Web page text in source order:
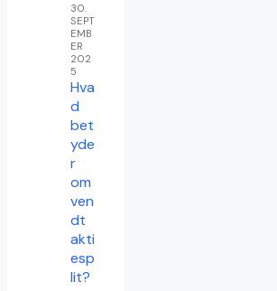
30.
SEPT
EMB
ER
202
5
Hva
d
bet
yde
r
om
ven
dt
akti
esp
lit?